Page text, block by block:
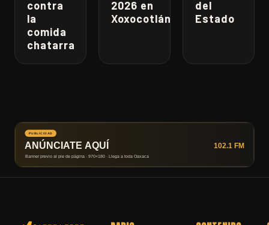
contra
la
comida
chatarra
2026 en
Xoxocotlán
del
Estado